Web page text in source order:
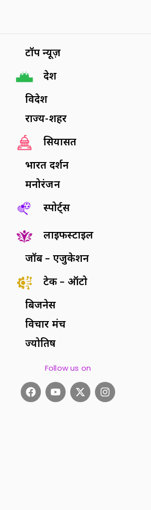
टॉप न्यूज़
देश
विदेश
राज्य-शहर
सियासत
भारत दर्शन
मनोरंजन
स्पोर्ट्स
लाइफस्टाइल
जॉब – एजुकेशन
टेक – ऑटो
बिजनेस
विचार मंच
ज्योतिष
Follow us on